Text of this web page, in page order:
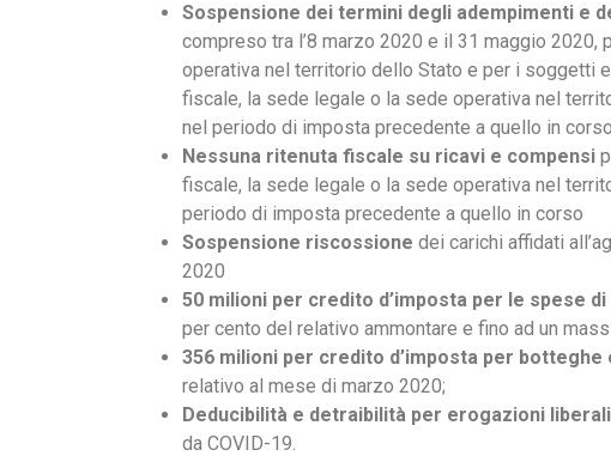
Sospensione dei termini degli adempimenti e
compreso tra l’8 marzo 2020 e il 31 maggio
operativa nel territorio dello Stato e per i soggetti
fiscale, la sede legale o la sede operativa nel
nel periodo di imposta precedente a quello in
Nessuna ritenuta fiscale su ricavi e compensi
fiscale, la sede legale o la sede operativa nel
periodo di imposta precedente a quello in corso
Sospensione riscossione dei carichi affidati
2020
50 milioni per credito d’imposta per le spese
per cento del relativo ammontare e fino ad un
356 milioni per credito d’imposta per botteghe
relativo al mese di marzo 2020;
Deducibilità e detraibilità per erogazioni liberali
da COVID-19.